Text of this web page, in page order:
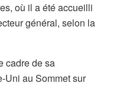
où il a été accueilli
général, selon la
cadre de sa
Uni au Sommet sur